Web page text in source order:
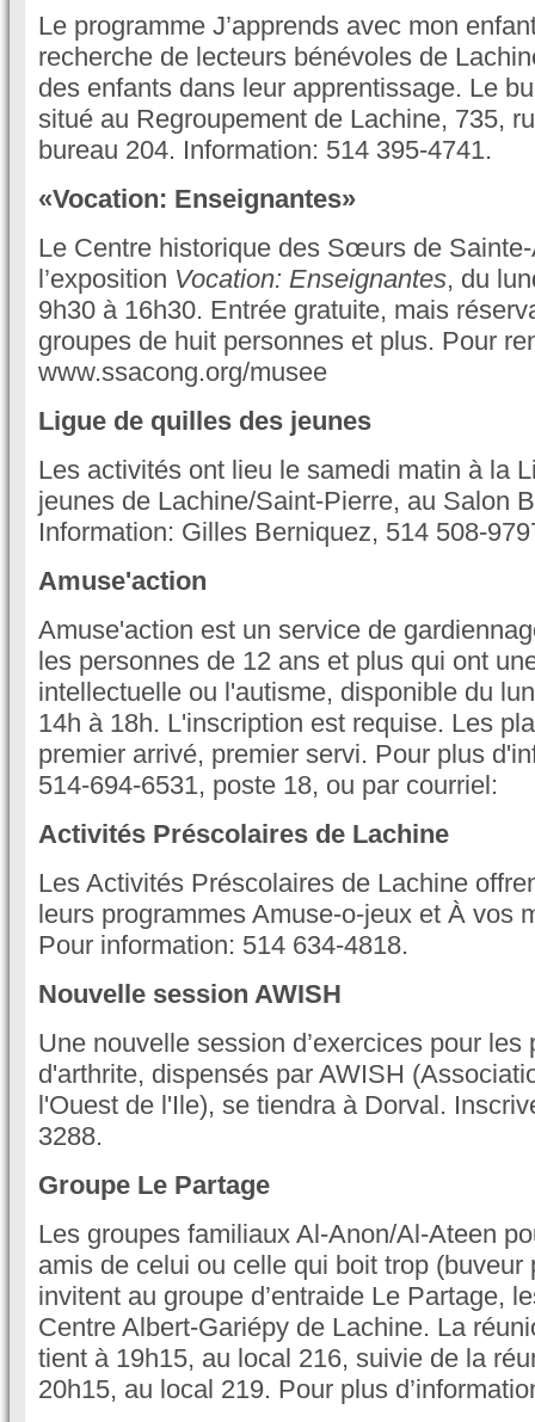
Le programme J’apprends avec mon
recherche de lecteurs bénévoles de
des enfants dans leur apprentissage. Le
situé au Regroupement de Lachine, 735,
bureau 204. Information: 514 395-4741.
«Vocation: Enseignantes»
Le Centre historique des Sœurs de
l’exposition Vocation: Enseignantes, du
9h30 à 16h30. Entrée gratuite, mais
groupes de huit personnes et plus. Pour
www.ssacong.org/musee
Ligue de quilles des jeunes
Les activités ont lieu le samedi matin à la
jeunes de Lachine/Saint-Pierre, au Salon
Information: Gilles Berniquez, 514 508-
Amuse'action
Amuse'action est un service de
les personnes de 12 ans et plus qui ont
intellectuelle ou l'autisme, disponible du
14h à 18h. L'inscription est requise. Les
premier arrivé, premier servi. Pour plus
514-694-6531, poste 18, ou par courriel:
Activités Préscolaires de Lachine
Les Activités Préscolaires de Lachine
leurs programmes Amuse-o-jeux et À vos
Pour information: 514 634-4818.
Nouvelle session AWISH
Une nouvelle session d’exercices pour les
d'arthrite, dispensés par AWISH
l'Ouest de l'Ile), se tiendra à Dorval.
3288.
Groupe Le Partage
Les groupes familiaux Al-Anon/Al-Ateen
amis de celui ou celle qui boit trop (buveur
invitent au groupe d’entraide Le Partage,
Centre Albert-Gariépy de Lachine. La
tient à 19h15, au local 216, suivie de la
20h15, au local 219. Pour plus